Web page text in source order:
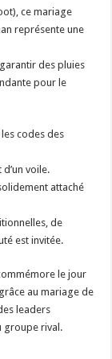
ce mariage
représente une
des pluies
pour le
les codes des
voile.
attaché
de
est invitée.
le jour
au mariage de
leaders
groupe rival.